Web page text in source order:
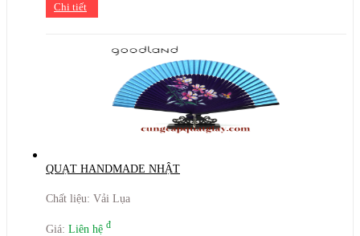
Chi tiết
QUẠT HANDMADE NHẬT
Chất liệu: Vải Lụa
Giá: Liên hệ đ